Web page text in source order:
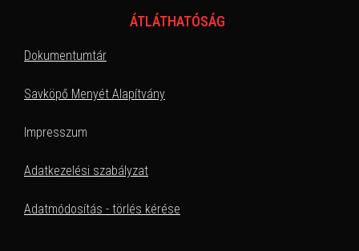
ÁTLÁTHATÓSÁG
Dokumentumtár
Savköpő Menyét Alapítvány
Impresszum
Adatkezelési szabályzat
Adatmódosítás - törlés kérése